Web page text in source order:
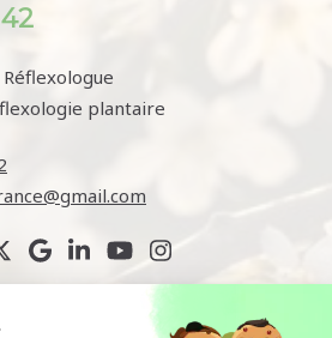
plantaire